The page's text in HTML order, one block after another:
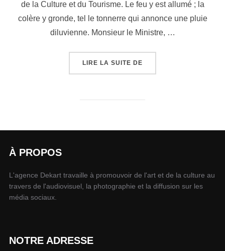
de la Culture et du Tourisme. Le feu y est allumé ; la
colère y gronde, tel le tonnerre qui annonce une pluie
diluvienne. Monsieur le Ministre, …
LIRE LA SUITE DE
À PROPOS
L'agence Dekart travaille à promouvoir de l'art et de la culture au
travers de l'audiovisuel, la photographie et la diffusion sur les
média sociaux.
NOTRE ADRESSE